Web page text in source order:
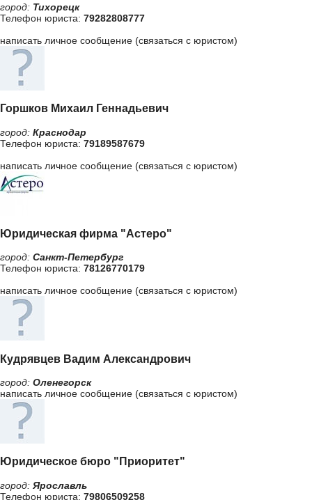
город: Тихорецк
Телефон юриста: 79282808777
написать личное сообщение (связаться с юристом)
Горшков Михаил Геннадьевич
город: Краснодар
Телефон юриста: 79189587679
написать личное сообщение (связаться с юристом)
Юридическая фирма "Астеро"
город: Санкт-Петербург
Телефон юриста: 78126770179
написать личное сообщение (связаться с юристом)
Кудрявцев Вадим Александрович
город: Оленегорск
написать личное сообщение (связаться с юристом)
Юридическое бюро "Приоритет"
город: Ярославль
Телефон юриста: 79806509258